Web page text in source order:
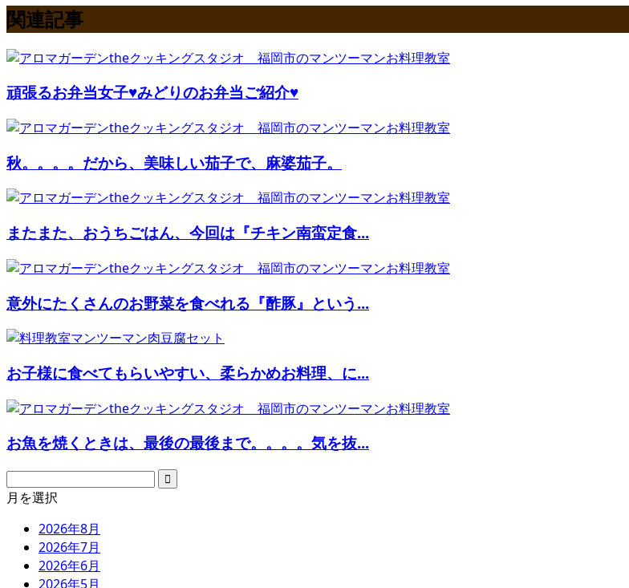
関連記事
頑張るお弁当女子♥みどりのお弁当ご紹介♥
秋。。。。だから、美味しい茄子で、麻婆茄子。
またまた、おうちごはん、今回は『チキン南蛮定食...
意外にたくさんのお野菜を食べれる『酢豚』という...
お子様に食べてもらいやすい、柔らかめお料理、に...
お魚を焼くときは、最後の最後まで。。。。気を抜...
月を選択
2026年8月
2026年7月
2026年6月
2026年5月